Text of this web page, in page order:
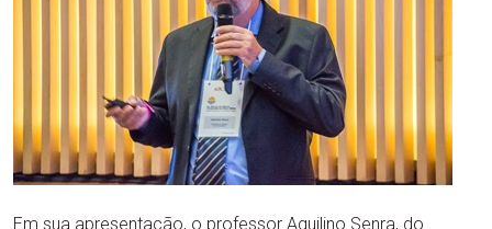
Em sua apresentação, o professor Aquilino Senra, do